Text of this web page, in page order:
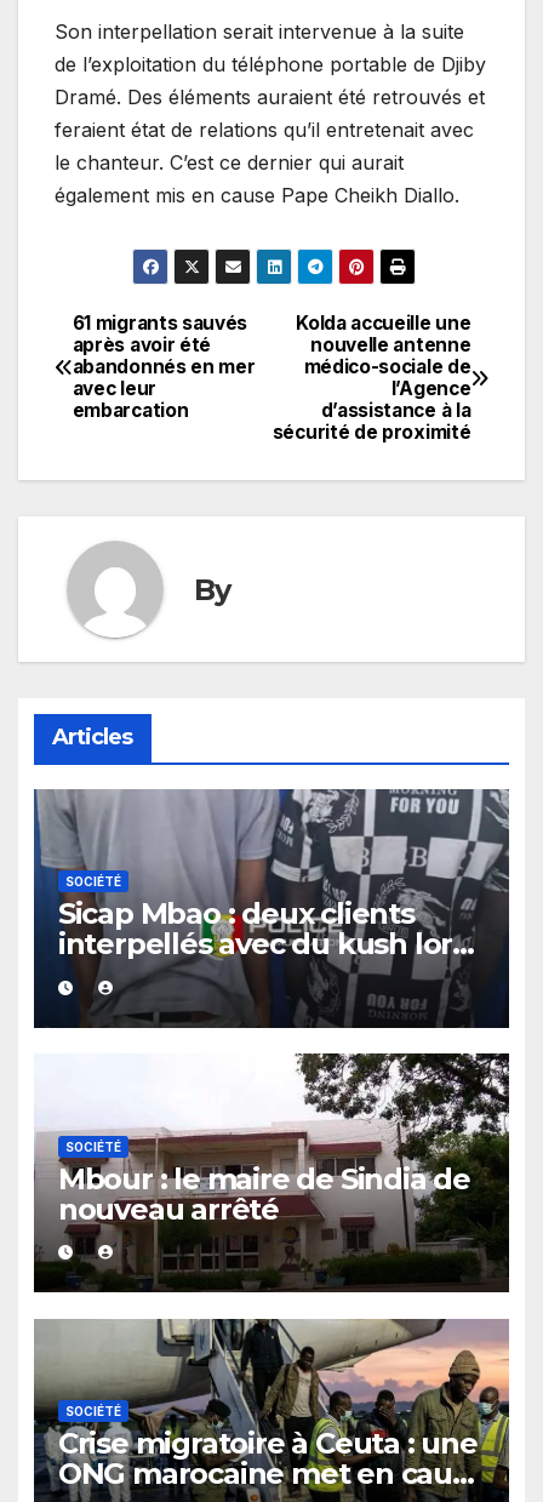
Son interpellation serait intervenue à la suite
de l’exploitation du téléphone portable de Djiby
Dramé. Des éléments auraient été retrouvés et
feraient état de relations qu’il entretenait avec
le chanteur. C’est ce dernier qui aurait
également mis en cause Pape Cheikh Diallo.
Navigation
de
Kolda accueille une
nouvelle antenne
médico-sociale de
l’Agence
d’assistance à la
sécurité de proximité
61 migrants sauvés
après avoir été
abandonnés en mer
avec leur
embarcation
By
Articles
SOCIÉTÉ
Sicap Mbao : deux clients
interpellés avec du kush lors
d’un contrôle de police dans
un bar
SOCIÉTÉ
Mbour : le maire de Sindia de
nouveau arrêté
SOCIÉTÉ
Crise migratoire à Ceuta : une
ONG marocaine met en cause